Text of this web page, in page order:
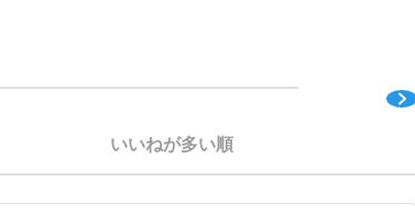
いいねが多い順